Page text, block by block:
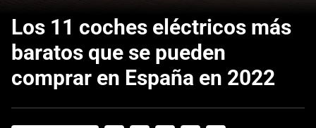
Los 11 coches eléctricos más
baratos que se pueden
comprar en España en 2022